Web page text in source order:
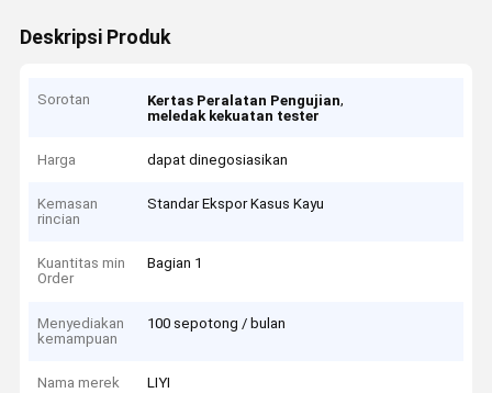
Deskripsi Produk
Sorotan Kertas Peralatan Pengujian,
meledak kekuatan tester
Harga dapat dinegosiasikan
Kemasan
rincian
Standar Ekspor Kasus Kayu
Kuantitas min
Order
Bagian 1
Menyediakan
kemampuan
100 sepotong / bulan
Nama merek LIYI